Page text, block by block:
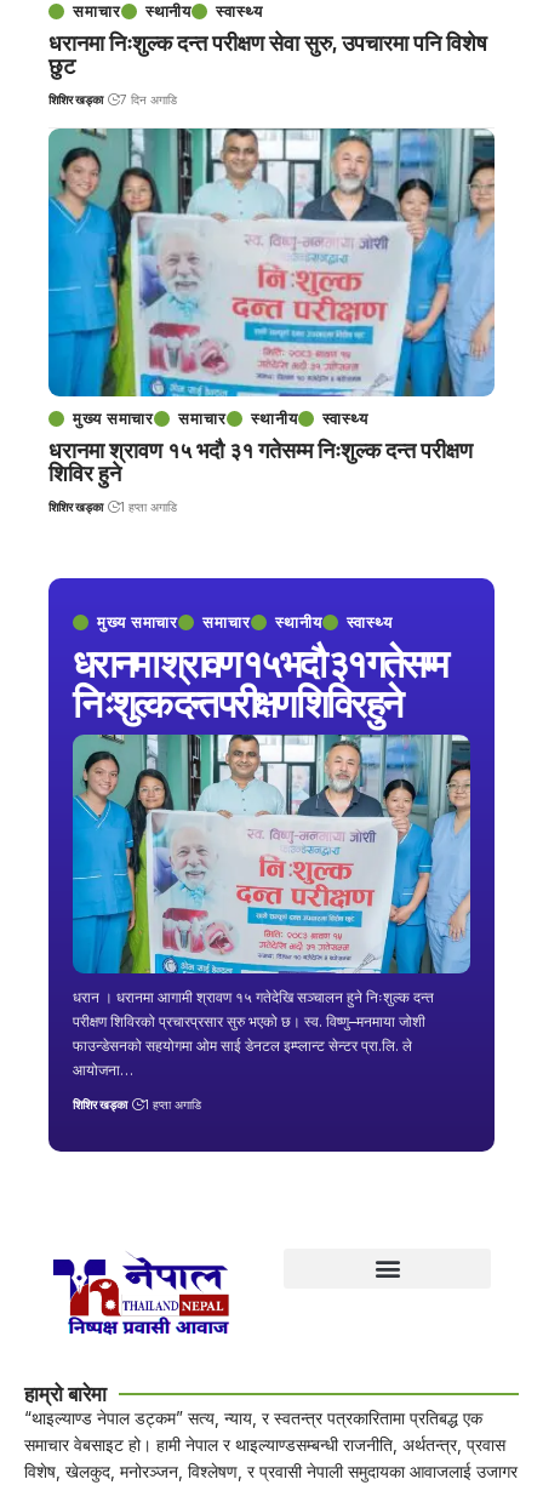
मुख्य समाचार समाचार स्थानीय स्वास्थ्य
धरानमा श्रावण १५ भदौ ३१ गतेसम्म
निःशुल्क दन्त परीक्षण शिविर हुने
धरान । धरानमा आगामी श्रावण १५ गतेदेखि सञ्चालन हुने निःशुल्क दन्त
परीक्षण शिविरको प्रचारप्रसार सुरु भएको छ। स्व. विष्णु–मनमाया जोशी
फाउन्डेसनको सहयोगमा ओम साई डेनटल इम्प्लान्ट सेन्टर प्रा.लि. ले
आयोजना…
शिशिर खड्का 1 हप्ता अगाडि
समाचार स्थानीय स्वास्थ्य
धरानमा निःशुल्क दन्त परीक्षण सेवा सुरु, उपचारमा पनि विशेष
छुट
शिशिर खड्का 7 दिन अगाडि
मुख्य समाचार समाचार स्थानीय स्वास्थ्य
धरानमा श्रावण १५ भदौ ३१ गतेसम्म निःशुल्क दन्त परीक्षण
शिविर हुने
शिशिर खड्का 1 हप्ता अगाडि
हाम्रो बारेमा
“थाइल्याण्ड नेपाल डट्कम” सत्य, न्याय, र स्वतन्त्र पत्रकारितामा प्रतिबद्ध एक
समाचार वेबसाइट हो। हामी नेपाल र थाइल्याण्डसम्बन्धी राजनीति, अर्थतन्त्र, प्रवास
विशेष, खेलकुद, मनोरञ्जन, विश्लेषण, र प्रवासी नेपाली समुदायका आवाजलाई उजागर